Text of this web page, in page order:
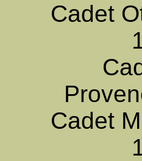
Cadet
Cadet